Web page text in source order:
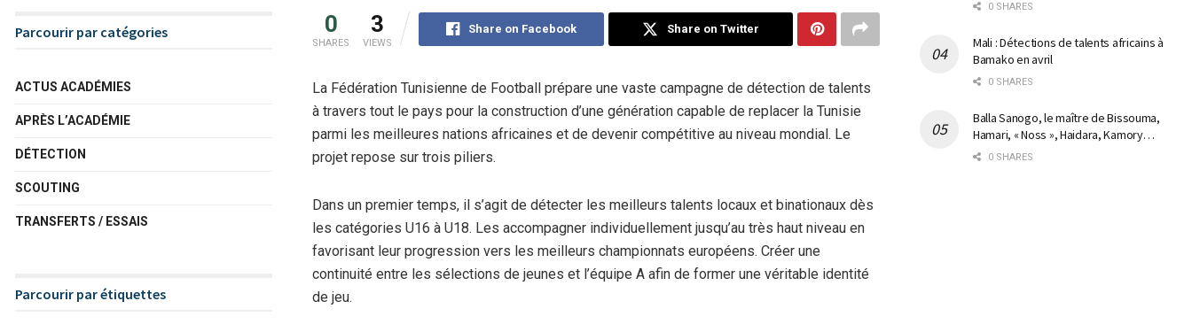
0
SHARES
3
VIEWS
Share on Facebook Share on Twitter
La Fédération Tunisienne de Football prépare une vaste campagne de détection de talents
à travers tout le pays pour la construction d’une génération capable de replacer la Tunisie
parmi les meilleures nations africaines et de devenir compétitive au niveau mondial. Le
projet repose sur trois piliers.
Dans un premier temps, il s’agit de détecter les meilleurs talents locaux et binationaux dès
les catégories U16 à U18. Les accompagner individuellement jusqu’au très haut niveau en
favorisant leur progression vers les meilleurs championnats européens. Créer une
continuité entre les sélections de jeunes et l’équipe A afin de former une véritable identité
de jeu.
Parcourir par catégories
ACTUS ACADÉMIES
APRÈS L’ACADÉMIE
DÉTECTION
SCOUTING
TRANSFERTS / ESSAIS
Parcourir par étiquettes
0 SHARES
Mali : Détections de talents africains à
Bamako en avril
0 SHARES
Balla Sanogo, le maître de Bissouma,
Hamari, « Noss », Haidara, Kamory…
0 SHARES